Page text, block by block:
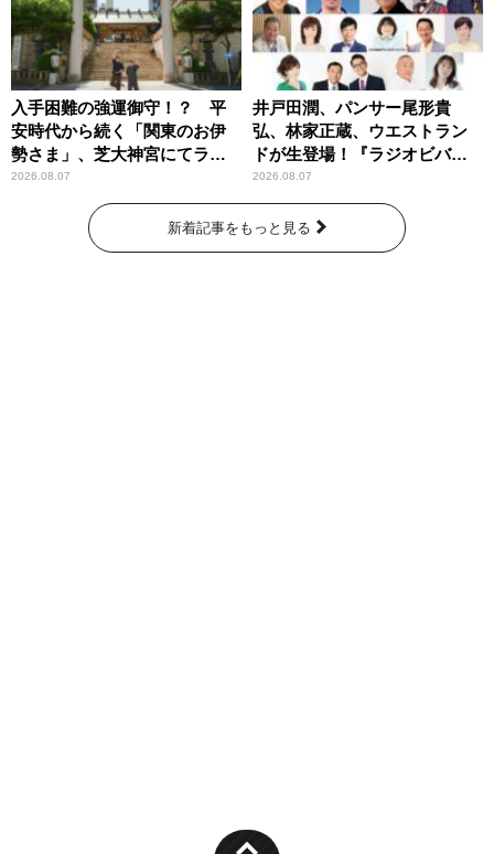
入手困難の強運御守！？ 平
安時代から続く「関東のお伊
勢さま」、芝大神宮にてラン
パンプスが合格祈願！
2026.08.07
井戸田潤、パンサー尾形貴
弘、林家正蔵、ウエストラン
ドが生登場！『ラジオビバリ
ー昼ズ』
2026.08.07
新着記事をもっと見る